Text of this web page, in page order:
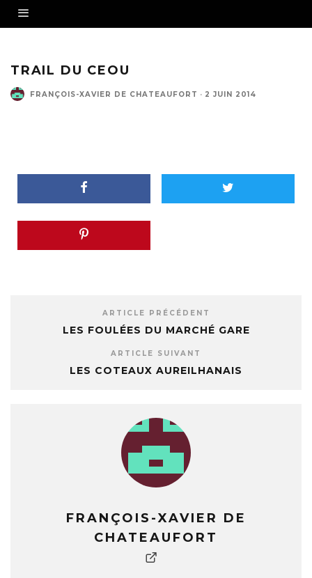
TRAIL DU CEOU
FRANÇOIS-XAVIER DE CHATEAUFORT · 2 JUIN 2014
ARTICLE PRÉCÉDENT
LES FOULÉES DU MARCHÉ GARE
ARTICLE SUIVANT
LES COTEAUX AUREILHANAIS
FRANÇOIS-XAVIER DE
CHATEAUFORT